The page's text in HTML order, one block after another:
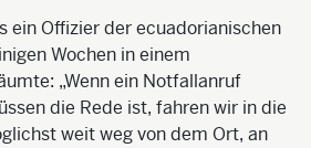
ein Offizier der ecuadorianischen
Wochen in einem
„Wenn ein Notfallanruf
die Rede ist, fahren wir in die
weit weg von dem Ort, an